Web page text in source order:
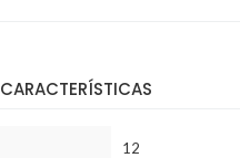
CARACTERÍSTICAS
12